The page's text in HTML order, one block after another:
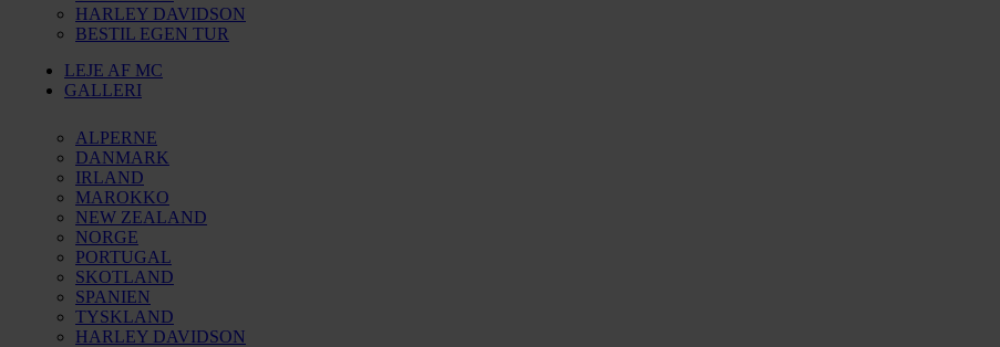
HARLEY DAVIDSON
BESTIL EGEN TUR
LEJE AF MC
GALLERI
ALPERNE
DANMARK
IRLAND
MAROKKO
NEW ZEALAND
NORGE
PORTUGAL
SKOTLAND
SPANIEN
TYSKLAND
HARLEY DAVIDSON